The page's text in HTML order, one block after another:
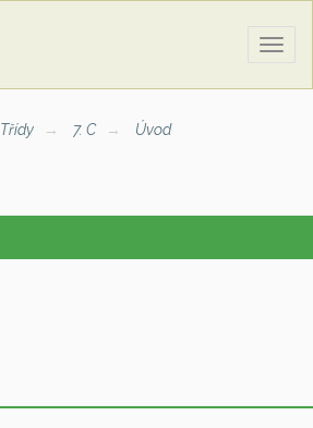
Třídy 7. C Úvod